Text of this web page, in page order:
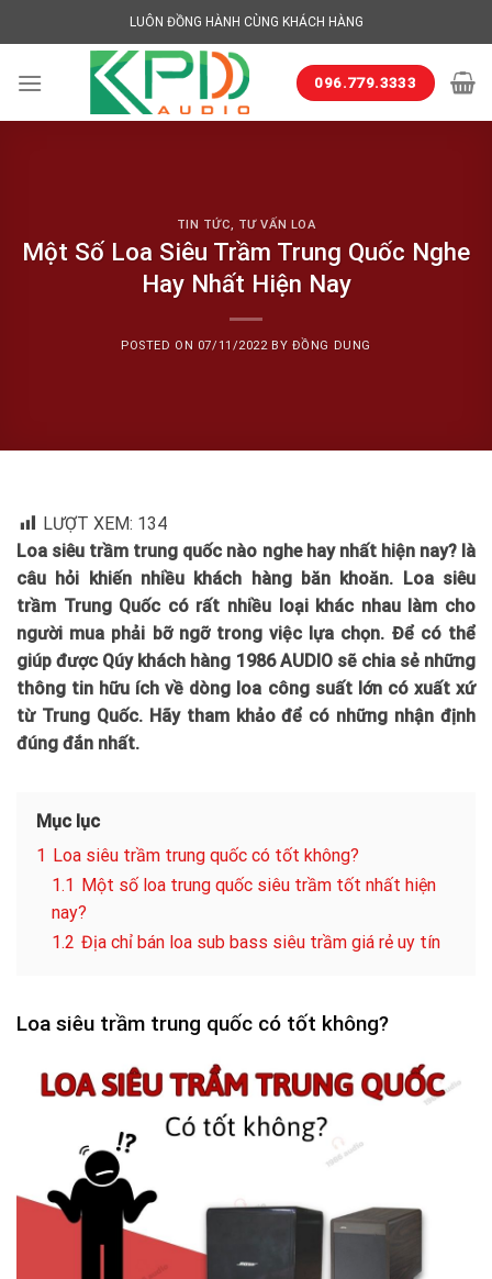
to
LUÔN ĐỒNG HÀNH CÙNG KHÁCH HÀNG
096.779.3333
TIN TỨC, TƯ VẤN LOA
Một Số Loa Siêu Trầm Trung Quốc Nghe
Hay Nhất Hiện Nay
POSTED ON 07/11/2022BY ĐỒNG DUNG
LƯỢT XEM: 134
Loa siêu trầm trung quốc nào nghe hay nhất hiện nay? là
câu hỏi khiến nhiều khách hàng băn khoăn. Loa siêu
trầm Trung Quốc có rất nhiều loại khác nhau làm cho
người mua phải bỡ ngỡ trong việc lựa chọn. Để có thể
giúp được Qúy khách hàng 1986 AUDIO sẽ chia sẻ những
thông tin hữu ích về dòng loa công suất lớn có xuất xứ
từ Trung Quốc. Hãy tham khảo để có những nhận định
đúng đắn nhất.
Mục lục
1 Loa siêu trầm trung quốc có tốt không?
1.1 Một số loa trung quốc siêu trầm tốt nhất hiện
nay?
1.2 Địa chỉ bán loa sub bass siêu trầm giá rẻ uy tín
Loa siêu trầm trung quốc có tốt không?